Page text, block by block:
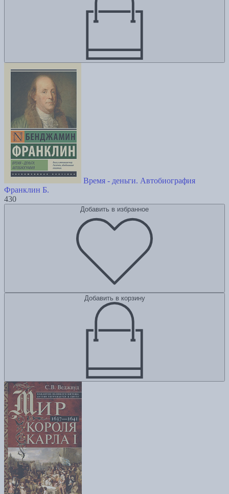
Время - деньги. Автобиография
Франклин Б.
430
Добавить в избранное
Добавить в корзину